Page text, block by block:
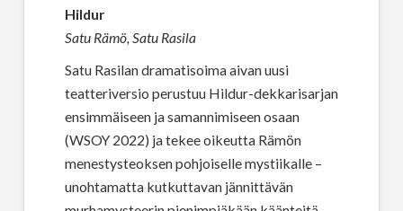
Hildur
Satu Rämö, Satu Rasila
Satu Rasilan dramatisoima aivan uusi
teatteriversio perustuu Hildur-dekkarisarjan
ensimmäiseen ja samannimiseen osaan
(WSOY 2022) ja tekee oikeutta Rämön
menestysteoksen pohjoiselle mystiikalle –
unohtamatta kutkuttavan jännittävän